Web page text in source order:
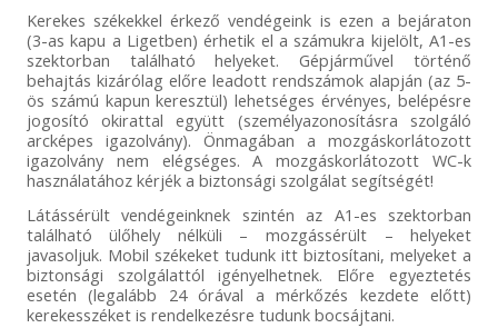
Kerekes székekkel érkező vendégeink is ezen a bejáraton
(3-as kapu a Ligetben) érhetik el a számukra kijelölt, A1-es
szektorban található helyeket. Gépjárművel történő
behajtás kizárólag előre leadott rendszámok alapján (az 5-
ös számú kapun keresztül) lehetséges érvényes, belépésre
jogosító okirattal együtt (személyazonosításra szolgáló
arcképes igazolvány). Önmagában a mozgáskorlátozott
igazolvány nem elégséges. A mozgáskorlátozott WC-k
használatához kérjék a biztonsági szolgálat segítségét!
Látássérült vendégeinknek szintén az A1-es szektorban
található ülőhely nélküli – mozgássérült – helyeket
javasoljuk. Mobil székeket tudunk itt biztosítani, melyeket a
biztonsági szolgálattól igényelhetnek. Előre egyeztetés
esetén (legalább 24 órával a mérkőzés kezdete előtt)
kerekesszéket is rendelkezésre tudunk bocsájtani.